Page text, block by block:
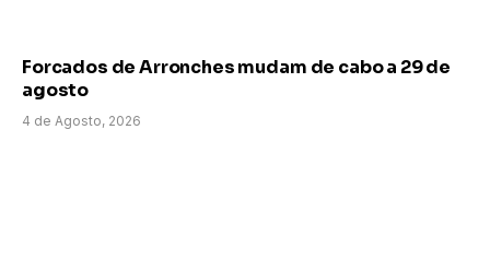
Forcados de Arronches mudam de cabo a 29 de
agosto
4 de Agosto, 2026